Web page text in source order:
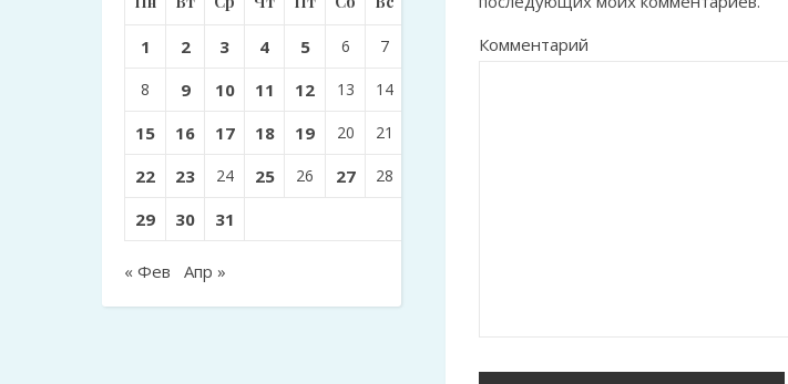
1 2 3 4 5 6 7
8 9 10 11 12 13 14
15 16 17 18 19 20 21
22 23 24 25 26 27 28
29 30 31
« Фев Апр »
Комментарий